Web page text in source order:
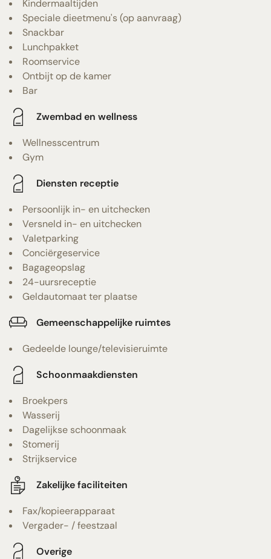
Kindermaaltijden
Speciale dieetmenu's (op aanvraag)
Snackbar
Lunchpakket
Roomservice
Ontbijt op de kamer
Bar
Zwembad en wellness
Wellnesscentrum
Gym
Diensten receptie
Persoonlijk in- en uitchecken
Versneld in- en uitchecken
Valetparking
Conciërgeservice
Bagageopslag
24-uursreceptie
Geldautomaat ter plaatse
Gemeenschappelijke ruimtes
Gedeelde lounge/televisieruimte
Schoonmaakdiensten
Broekpers
Wasserij
Dagelijkse schoonmaak
Stomerij
Strijkservice
Zakelijke faciliteiten
Fax/kopieerapparaat
Vergader- / feestzaal
Overige